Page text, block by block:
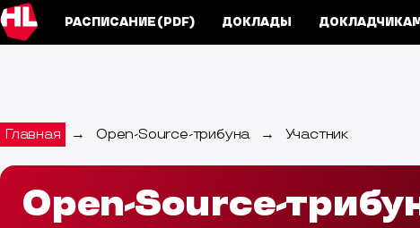
РАСПИСАНИЕ (PDF) ДОКЛАДЫ ДОКЛАДЧИКАМ
Главная → Open-Source-трибуна → Участник
Open-Source-